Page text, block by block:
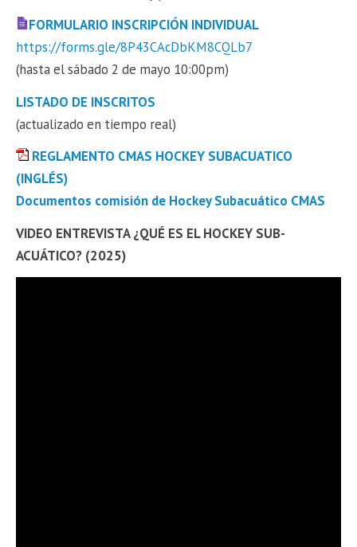
FORMULARIO INSCRIPCIÓN INDIVIDUAL
https://forms.gle/8P43CAcDbKM8CQLb7
(hasta el sábado 2 de mayo 10:00pm)
LISTADO DE INSCRITOS
(actualizado en tiempo real)
REGLAMENTO CMAS HOCKEY SUBACUATICO
(INGLÉS)
Documentos comisión de Hockey Subacuático CMAS
VIDEO ENTREVISTA ¿QUÉ ES EL HOCKEY SUB-
ACUÁTICO? (2025)